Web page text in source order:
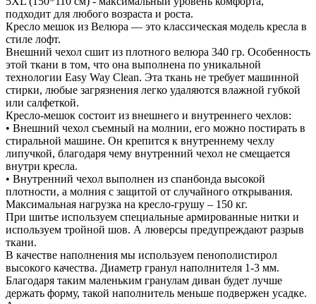
подходит для любого возраста и роста.
Кресло мешок из Велюра — это классическая модель кресла в
стиле лофт.
Внешний чехол сшит из плотного велюра 340 гр. Особенность
этой ткани в том, что она выполнена по уникальной
технологии Easy Way Clean. Эта ткань не требует машинной
стирки, любые загрязнения легко удаляются влажной губкой
или салфеткой.
Кресло-мешок состоит из внешнего и внутреннего чехлов:
• Внешний чехол съемный на молнии, его можно постирать в
стиральной машине. Он крепится к внутреннему чехлу
липучкой, благодаря чему внутренний чехол не смещается
внутри кресла.
• Внутренний чехол выполнен из спанбонда высокой
плотности, а молния с защитой от случайного открывания.
Максимальная нагрузка на кресло-грушу – 150 кг.
При шитье используем специальные армированные нитки и
используем тройной шов. А люверсы предупреждают разрыв
ткани.
В качестве наполнения мы используем пенополистирол
высокого качества. Диаметр гранул наполнителя 1-3 мм.
Благодаря таким маленьким гранулам диван будет лучше
держать форму, такой наполнитель меньше подвержен усадке.